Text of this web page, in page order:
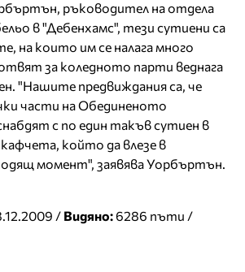
ръководител на отдела
в "Дебенхамс", тези сутиени са
на които им се налага много
за коледното парти веднага
"Нашите предвиждания са, че
части на Обединеното
с по един такъв сутиен в
който да влезе в
момент", заявява Уорбъртън.
/ Видяно:6286 пъти /